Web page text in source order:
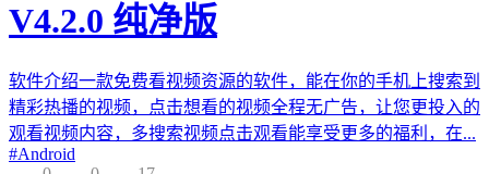
V4.2.0 纯净版
软件介绍一款免费看视频资源的软件，能在你的手机上搜索到
精彩热播的视频，点击想看的视频全程无广告，让您更投入的
观看视频内容，多搜索视频点击观看能享受更多的福利，在...
#Android